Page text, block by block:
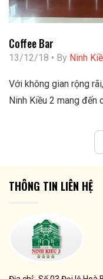
Coffee Bar
13/12/18 • By Ninh
Với không gian rộng
Ninh Kiều 2 mang đến
THÔNG TIN LIÊN HỆ